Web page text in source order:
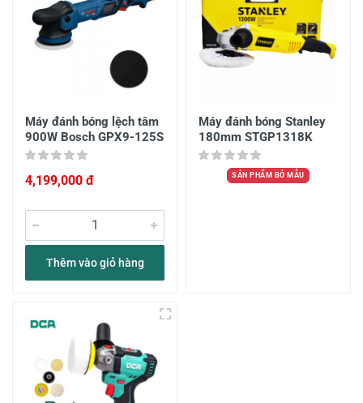
Máy đánh bóng lệch tâm
900W Bosch GPX9-125S
4,199,000 đ
Thêm vào giỏ hàng
Máy đánh bóng Stanley
180mm STGP1318K
SẢN PHẨM BỎ MẪU